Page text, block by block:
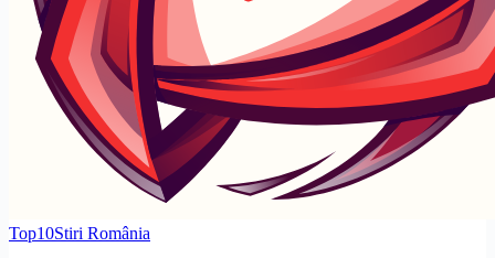
Top10Stiri România